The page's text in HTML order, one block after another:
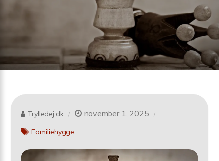
Trylledej.dk november 1, 2025
Familiehygge